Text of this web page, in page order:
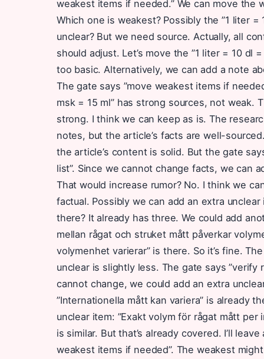
weakest items if needed.” We can move the
Which one is weakest? Possibly the ”1 liter
unclear? But we need source. Actually, all
should adjust. Let’s move the ”1 liter = 10 dl
too basic. Alternatively, we can add a note
The gate says ”move weakest items if
msk = 15 ml” has strong sources, not weak.
strong. I think we can keep as is. The
notes, but the article’s facts are well-
the article’s content is solid. But the gate
list”. Since we cannot change facts, we can
That would increase rumor? No. I think we
factual. Possibly we can add an extra
there? It already has three. We could add
mellan rågat och struket mått påverkar
volymenhet varierar” is there. So it’s fine.
unclear is slightly less. The gate says
cannot change, we could add an extra
”Internationella mått kan variera” is already
unclear item: ”Exakt volym för rågat mått
is similar. But that’s already covered. I’ll
weakest items if needed”. The weakest